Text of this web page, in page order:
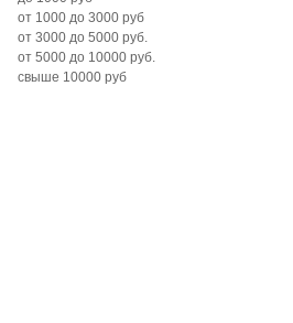
от 1000 до 3000 руб
от 3000 до 5000 руб.
от 5000 до 10000 руб.
свыше 10000 руб